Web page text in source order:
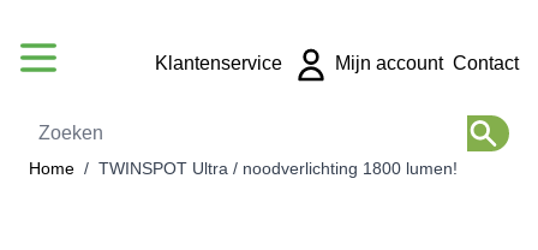
Zoeken
Klantenservice Mijn account Contact
Home / TWINSPOT Ultra / noodverlichting 1800 lumen!